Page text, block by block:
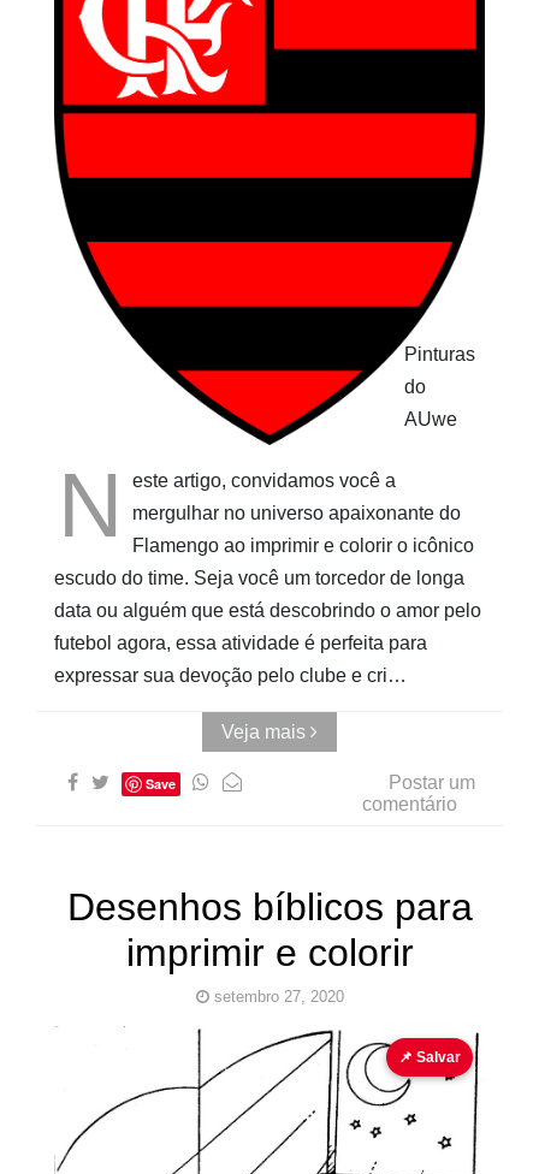
Pinturas
do
AUwe
N
este artigo, convidamos você a
mergulhar no universo apaixonante do
Flamengo ao imprimir e colorir o icônico
escudo do time. Seja você um torcedor de longa
data ou alguém que está descobrindo o amor pelo
futebol agora, essa atividade é perfeita para
expressar sua devoção pelo clube e cri…
Veja mais
Save
Postar um
comentário
Desenhos bíblicos para
imprimir e colorir
setembro 27, 2020
Desenho EBD Jerusalém Jesus
para
📌 Salvar